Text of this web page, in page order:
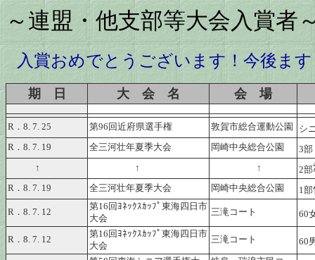
～連盟・他支部等大会入賞者
入賞おめでとうございます！今後ま
期 日 大 会 名 会 場
R．8. 7. 25 第96回近府県選手権 敦賀市総合運動公園
シ
R．8. 7. 19
全三河壮年夏季大会 岡崎中央総合公園 3部
↑ ↑ ↑ 2部
R．8. 7. 19 全三河壮年夏季大会 岡崎中央総合公園 1部
R．8. 7. 12
第16回ﾖﾈｯｸｽｶｯﾌﾟ東海四日市
大会
三滝コート 60
R．8. 7. 12
第16回ﾖﾈｯｸｽｶｯﾌﾟ東海四日市
大会
三滝コート 60